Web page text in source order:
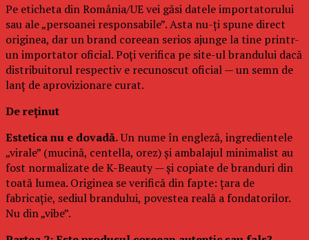
Pe eticheta din România/UE vei găsi datele importatorului
sau ale „persoanei responsabile”. Asta nu-ți spune direct
originea, dar un brand coreean serios ajunge la tine printr-
un importator oficial. Poți verifica pe site-ul brandului dacă
distribuitorul respectiv e recunoscut oficial — un semn de
lanț de aprovizionare curat.
De reținut
Estetica nu e dovadă.Un nume în engleză, ingredientele
„virale” (mucină, centella, orez) și ambalajul minimalist au
fost normalizate de K-Beauty — și copiate de branduri din
toată lumea. Originea se verifică din fapte: țara de
fabricație, sediul brandului, povestea reală a fondatorilor.
Nu din „vibe”.